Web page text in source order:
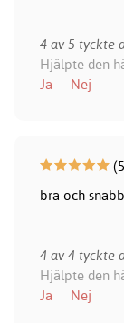
4 av 5 tyckte
Hjälpte den
Ja
Nej
(5
bra och
4 av 4 tyckte
Hjälpte den
Ja
Nej